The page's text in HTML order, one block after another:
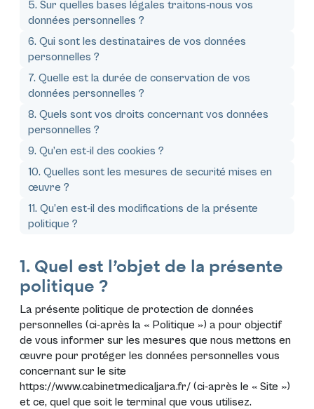
5. Sur quelles bases légales traitons-nous vos
données personnelles ?
6. Qui sont les destinataires de vos données
personnelles ?
7. Quelle est la durée de conservation de vos
données personnelles ?
8. Quels sont vos droits concernant vos données
personnelles ?
9. Qu’en est-il des cookies ?
10. Quelles sont les mesures de securité mises en
œuvre ?
11. Qu’en est-il des modifications de la présente
politique ?
1. Quel est l’objet de la présente
politique ?
La présente politique de protection de données
personnelles (ci-après la « Politique ») a pour objectif
de vous informer sur les mesures que nous mettons en
œuvre pour protéger les données personnelles vous
concernant sur le site
https://www.cabinetmedicaljara.fr/ (ci-après le « Site »)
et ce, quel que soit le terminal que vous utilisez.